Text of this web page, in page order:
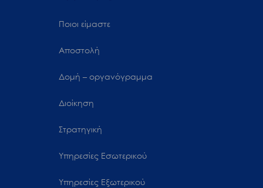
Ποιοι είμαστε
Αποστολή
Δομή – οργανόγραμμα
Διοίκηση
Στρατηγική
Υπηρεσίες Εσωτερικού
Υπηρεσίες Εξωτερικού